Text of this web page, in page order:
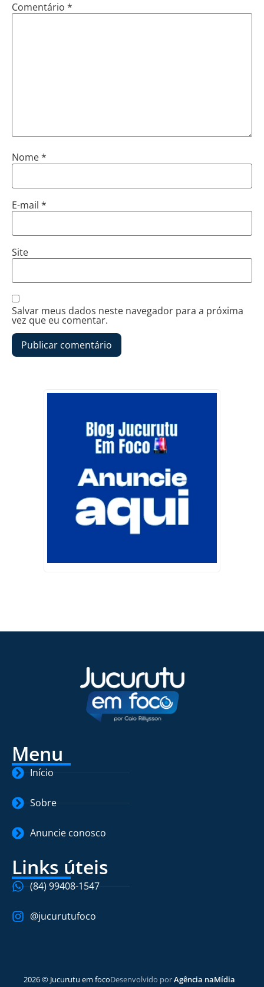
Comentário *
Nome*
E-mail *
Site
Salvar meus dados neste navegador para a próxima
vez que eu comentar.
Menu
Início
Sobre
Anuncie conosco
Links úteis
(84) 99408-1547
@jucurutufoco
2026 © Jucurutu em focoDesenvolvido porAgência naMídia